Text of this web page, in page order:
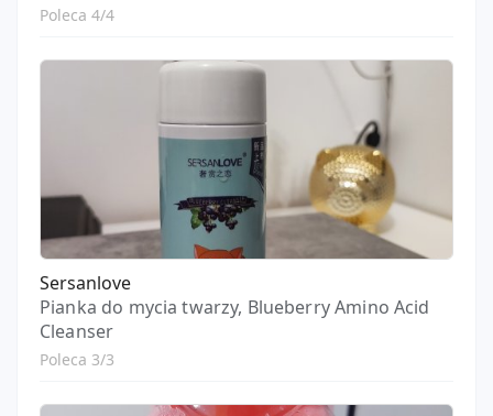
Poleca 4/4
Sersanlove
Pianka do mycia twarzy, Blueberry Amino Acid
Cleanser
Poleca 3/3